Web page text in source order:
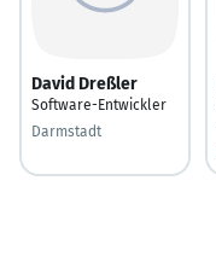
David Dreßler
Software-Entwickler
Darmstadt